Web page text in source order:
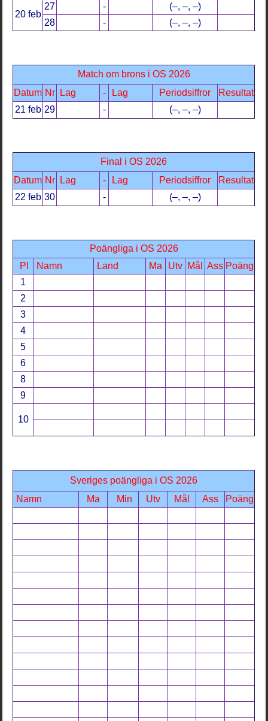
20 feb
27 -
(–, –, –)
28
- (–, –, –)
Match om brons i OS 2026
Datum Nr Lag - Lag Periodsiffror
Resultat
21 feb 29 - (–, –, –)
Final i OS 2026
Datum Nr Lag - Lag Periodsiffror
Resultat
22 feb 30 - (–, –, –)
Poängliga i OS 2026
Pl
Namn Land Ma Utv Mål Ass Poäng
1
2
3
4
5
6
8
9
10
Sveriges poängliga i OS 2026
Namn
Ma Min Utv Mål Ass Poäng